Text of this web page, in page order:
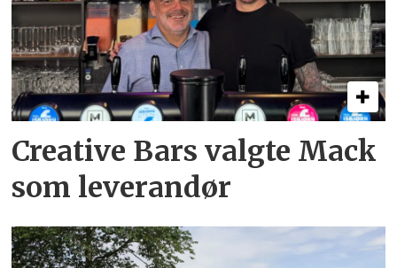
Creative Bars valgte Mack
som leverandør